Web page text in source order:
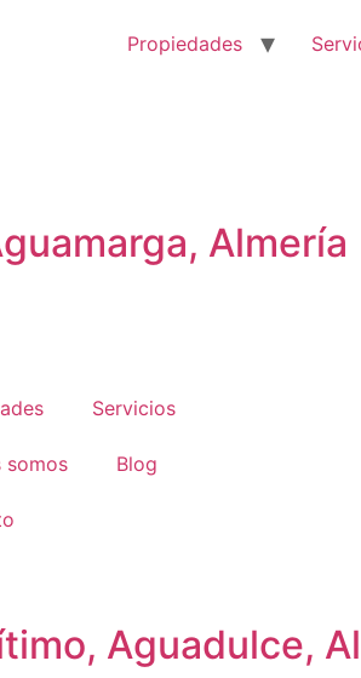
Propiedades
Almería
Servicios
somos Blog
Aguadulce,